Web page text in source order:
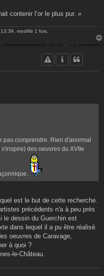
contenir l’or le plus pur. »
modifié 1 fois.
pas comprendre. Rien d'anormal
des oeuvres du XVIIe
est le but de cette recherche.
précédents n'a à peu près
le dessin du Guerchin est
dans lequel il a pu être réalisé.
oeuvres de Caravage,
à quoi ?
le-Château.